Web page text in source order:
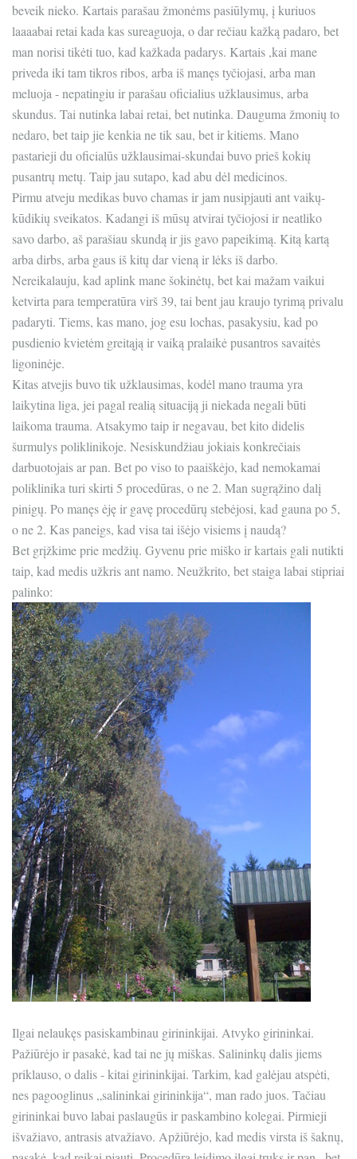
beveik nieko. Kartais parašau žmonėms pasiūlymų, į kuriuos
laaaabai retai kada kas sureaguoja, o dar rečiau kažką padaro, bet
man norisi tikėti tuo, kad kažkada padarys. Kartais ,kai mane
priveda iki tam tikros ribos, arba iš manęs tyčiojasi, arba man
meluoja - nepatingiu ir parašau oficialius užklausimus, arba
skundus. Tai nutinka labai retai, bet nutinka. Dauguma žmonių to
nedaro, bet taip jie kenkia ne tik sau, bet ir kitiems. Mano
pastarieji du oficialūs užklausimai-skundai buvo prieš kokių
pusantrų metų. Taip jau sutapo, kad abu dėl medicinos.
Pirmu atveju medikas buvo chamas ir jam nusipjauti ant vaikų-
kūdikių sveikatos. Kadangi iš mūsų atvirai tyčiojosi ir neatliko
savo darbo, aš parašiau skundą ir jis gavo papeikimą. Kitą kartą
arba dirbs, arba gaus iš kitų dar vieną ir lėks iš darbo.
Nereikalauju, kad aplink mane šokinėtų, bet kai mažam vaikui
ketvirta para temperatūra virš 39, tai bent jau kraujo tyrimą privalu
padaryti. Tiems, kas mano, jog esu lochas, pasakysiu, kad po
pusdienio kvietėm greitąją ir vaiką pralaikė pusantros savaitės
ligoninėje.
Kitas atvejis buvo tik užklausimas, kodėl mano trauma yra
laikytina liga, jei pagal realią situaciją ji niekada negali būti
laikoma trauma. Atsakymo taip ir negavau, bet kito didelis
šurmulys poliklinikoje. Nesiskundžiau jokiais konkrečiais
darbuotojais ar pan. Bet po viso to paaiškėjo, kad nemokamai
poliklinika turi skirti 5 procedūras, o ne 2. Man sugrąžino dalį
pinigų. Po manęs ėję ir gavę procedūrų stebėjosi, kad gauna po 5,
o ne 2. Kas paneigs, kad visa tai išėjo visiems į naudą?
Bet grįžkime prie medžių. Gyvenu prie miško ir kartais gali nutikti
taip, kad medis užkris ant namo. Neužkrito, bet staiga labai stipriai
palinko:
Ilgai nelaukęs pasiskambinau girininkijai. Atvyko girininkai.
Pažiūrėjo ir pasakė, kad tai ne jų miškas. Salininkų dalis jiems
priklauso, o dalis - kitai girininkijai. Tarkim, kad galėjau atspėti,
nes pagooglinus „salininkai girininkija“, man rado juos. Tačiau
girininkai buvo labai paslaugūs ir paskambino kolegai. Pirmieji
išvažiavo, antrasis atvažiavo. Apžiūrėjo, kad medis virsta iš šaknų,